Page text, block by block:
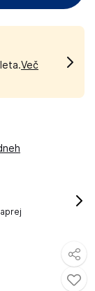
Več